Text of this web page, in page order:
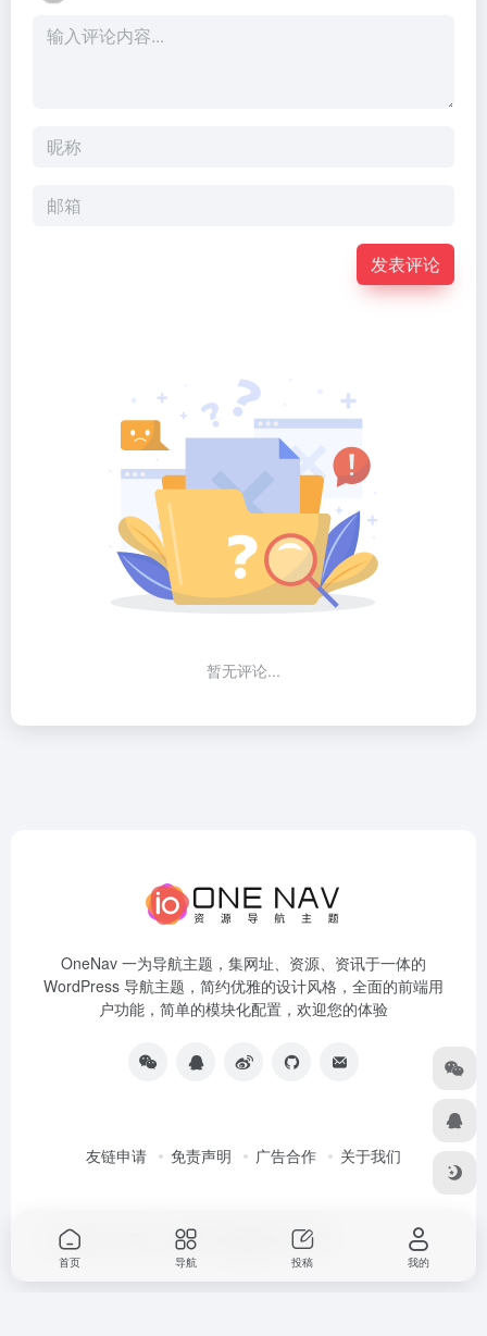
发表评论
暂无评论...
OneNav 一为导航主题，集网址、资源、资讯于一体的
WordPress 导航主题，简约优雅的设计风格，全面的前端用
户功能，简单的模块化配置，欢迎您的体验
友链申请 免责声明 广告合作 关于我们
Copyright © 2026 一为导航 强力驱动
首页 导航 投稿 我的